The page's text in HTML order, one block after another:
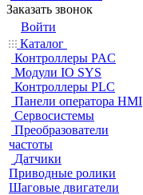
Заказать звонок
Войти
Каталог
Контроллеры PAC
Модули IO SYS
Контроллеры PLC
Панели оператора HMI
Сервосистемы
Преобразователи
частоты
Датчики
Приводные ролики
Шаговые двигатели